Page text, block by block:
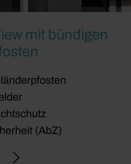
mit bündigen
(AbZ)